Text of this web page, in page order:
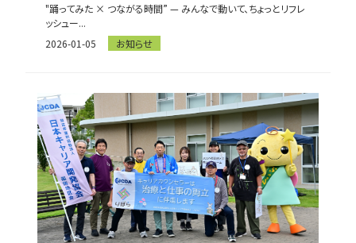
"踊ってみた × つながる時間” — みんなで動いて、ちょっとリフレ
ッシュー...
2026-01-05
お知らせ